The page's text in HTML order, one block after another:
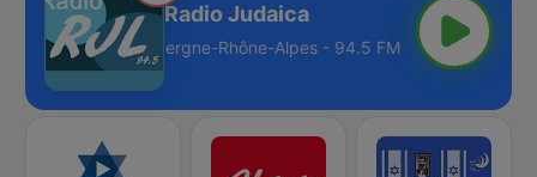
Radio Judaica
Auvergne-Rhône-Alpes - 94.5 FM